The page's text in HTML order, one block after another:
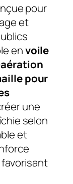
pour
et
envoile
pour
une
selon
et